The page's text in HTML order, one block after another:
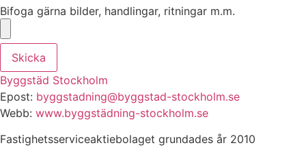
Bifoga gärna bilder, handlingar, ritningar m.m.
Skicka
Byggstäd Stockholm
Epost: byggstadning@byggstad-stockholm.se
Webb: www.byggstädning-stockholm.se
Fastighetsserviceaktiebolaget grundades år 2010